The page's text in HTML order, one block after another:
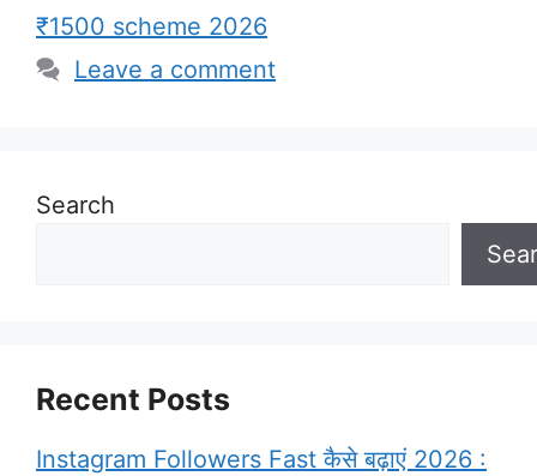
₹1500 scheme 2026
Leave a comment
Search
Recent Posts
Instagram Followers Fast कैसे बढ़ाएं 2026 :